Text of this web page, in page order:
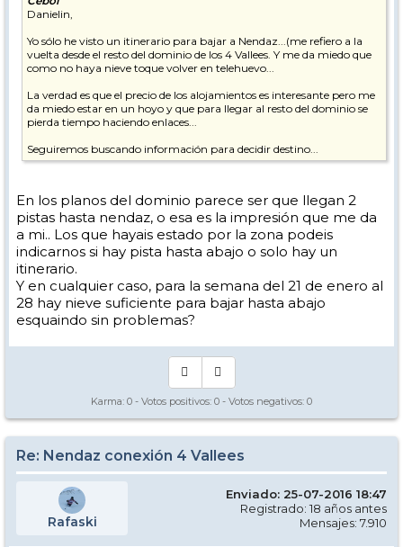
Danielin,
Yo sólo he visto un itinerario para bajar a Nendaz...(me refiero a la
vuelta desde el resto del dominio de los 4 Vallees. Y me da miedo que
como no haya nieve toque volver en telehuevo...
La verdad es que el precio de los alojamientos es interesante pero me
da miedo estar en un hoyo y que para llegar al resto del dominio se
pierda tiempo haciendo enlaces...
Seguiremos buscando información para decidir destino...
En los planos del dominio parece ser que llegan 2
pistas hasta nendaz, o esa es la impresión que me da
a mi.. Los que hayais estado por la zona podeis
indicarnos si hay pista hasta abajo o solo hay un
itinerario.
Y en cualquier caso, para la semana del 21 de enero al
28 hay nieve suficiente para bajar hasta abajo
esquaindo sin problemas?
Karma: 0 - Votos positivos: 0 - Votos negativos: 0
Re: Nendaz conexión 4 Vallees
Rafaski
Enviado: 25-07-2016 18:47
Registrado: 18 años antes
Mensajes: 7.910